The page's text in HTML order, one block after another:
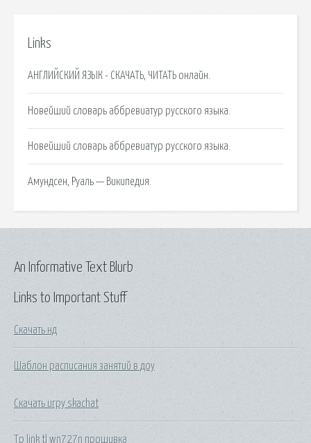
Links
АНГЛИЙСКИЙ ЯЗЫК - СКАЧАТЬ, ЧИТАТЬ онлайн.
Новейший словарь аббревиатур русского языка.
Новейший словарь аббревиатур русского языка.
Амундсен, Руаль — Википедия.
Links to Important Stuff
Скачать нд
Шаблон расписания занятий в доу
Скачать игру skachat
Tp link tl wn727n прошивка
An Informative Text Blurb